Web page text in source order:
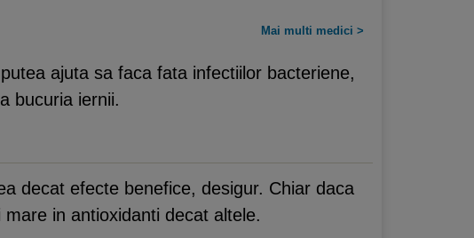
Mai multi medici >
ajuta sa faca fata infectiilor bacteriene,
bucuria iernii.
decat efecte benefice, desigur. Chiar daca
in antioxidanti decat altele.